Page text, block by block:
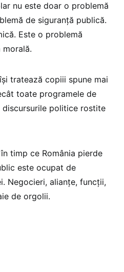
nu este doar o problemă
de siguranță publică.
Este o problemă
morală.
tratează copiii spune mai
toate programele de
politice rostite
timp ce România pierde
este ocupat de
Negocieri, alianțe, funcții,
de orgolii.